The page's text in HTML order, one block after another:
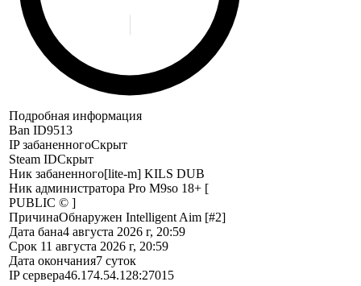
Подробная информация
Ban ID9513
IP забаненногоСкрыт
Steam IDСкрыт
Ник забаненного[lite-m] KILS DUB
Ник администратора Pro M9so 18+ [
PUBLIC © ]
ПричинаОбнаружен Intelligent Aim [#2]
Дата бана4 августа 2026 г, 20:59
Срок 11 августа 2026 г, 20:59
Дата окончания7 суток
IP сервера46.174.54.128:27015